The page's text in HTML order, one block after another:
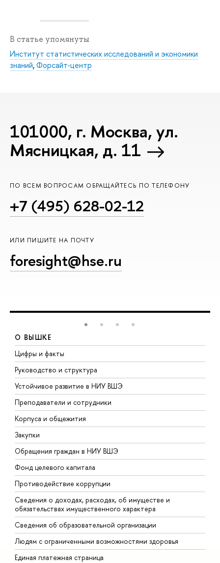
В статье упомянуты
Институт статистических исследований и экономики
знаний,Форсайт-центр
101000, г. Москва, ул.
Мясницкая, д. 11
ПО ВСЕМ ВОПРОСАМ ОБРАЩАЙТЕСЬ ПО ТЕЛЕФОНУ
+7 (495) 628-02-12
ИЛИ ПИШИТЕ НА ПОЧТУ
foresight@hse.ru
О ВЫШКЕ
Цифры и факты
Руководство и структура
Устойчивое развитие в НИУ ВШЭ
Преподаватели и сотрудники
Корпуса и общежития
Закупки
Обращения граждан в НИУ ВШЭ
Фонд целевого капитала
Противодействие коррупции
Сведения о доходах, расходах, об имуществе и
обязательствах имущественного характера
Сведения об образовательной организации
Людям с ограниченными возможностями здоровья
Единая платежная страница